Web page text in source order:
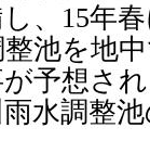
、15年
池を地
予想さ
水調整池